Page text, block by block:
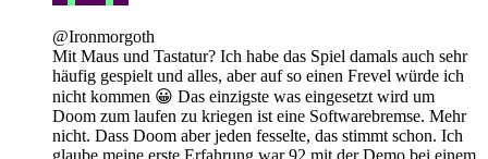
@Ironmorgoth
Mit Maus und Tastatur? Ich habe das Spiel damals auch sehr
häufig gespielt und alles, aber auf so einen Frevel würde ich
nicht kommen 😀 Das einzigste was eingesetzt wird um
Doom zum laufen zu kriegen ist eine Softwarebremse. Mehr
nicht. Dass Doom aber jeden fesselte, das stimmt schon. Ich
glaube meine erste Erfahrung war 92 mit der Demo bei einem